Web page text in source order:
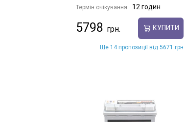
Термін очікування: 12 годин
5798 КУПИТИ
Ще 14 пропозиції від 5671 грн